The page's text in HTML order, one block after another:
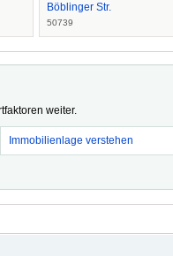
Böblinger Str.
50739
weiter.
Immobilienlage verstehen